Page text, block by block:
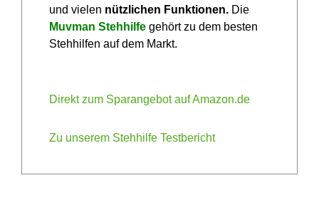
und vielen nützlichen Funktionen. Die
Muvman Stehhilfe gehört zu dem besten
Stehhilfen auf dem Markt.
Direkt zum Sparangebot auf Amazon.de
Zu unserem Stehhilfe Testbericht